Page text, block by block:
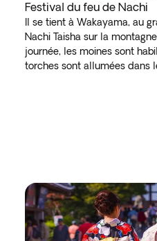
Festival du feu de Nachi
Il se tient à Wakayama, au
Nachi Taisha sur la
journée, les moines sont
torches sont allumées dans